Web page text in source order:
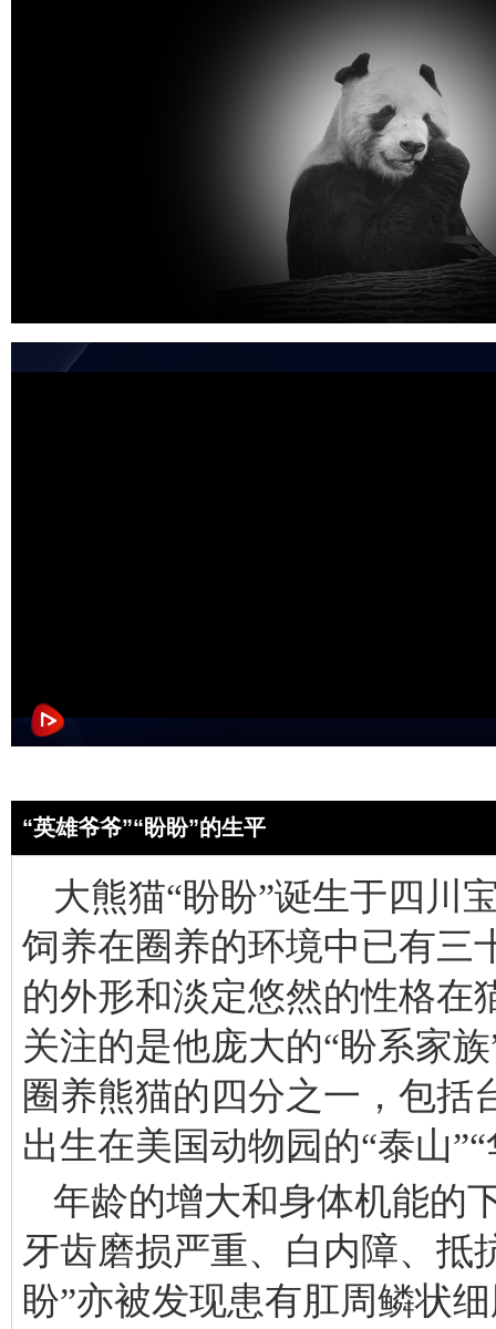
“英雄爷爷”“盼盼”的生平
大熊猫“盼盼”诞生于四川
饲养在圈养的环境中已有三
的外形和淡定悠然的性格在
关注的是他庞大的“盼系家
圈养熊猫的四分之一，包括
出生在美国动物园的“泰山
年龄的增大和身体机能的
牙齿磨损严重、白内障、抵
盼”亦被发现患有肛周鳞状